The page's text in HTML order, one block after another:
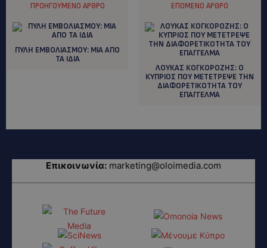
ΠΡΟΗΓΟΎΜΕΝΟ ΆΡΘΡΟ
ΠΥΛΗ ΕΜΒΟΛΙΑΣΜΟΥ: ΜΙΑ ΑΠΟ
ΤΑ ΙΔΙΑ
ΕΠΌΜΕΝΟ ΆΡΘΡΟ
ΛΟΥΚΑΣ ΚΟΓΚΟΡΟΖΗΣ: Ο
ΚΥΠΡΙΟΣ ΠΟΥ ΜΕΤΕΤΡΕΨΕ ΤΗΝ
ΔΙΑΦΟΡΕΤΙΚΟΤΗΤΑ ΤΟΥ
ΕΠΑΓΓΕΛΜΑ
Επικοινωνία: marketing@oloimedia.com